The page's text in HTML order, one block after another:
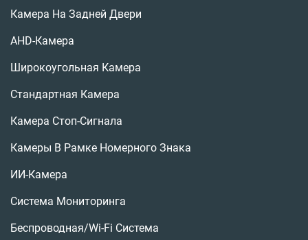
Камера На Задней Двери
AHD-Камера
Широкоугольная Камера
Стандартная Камера
Камера Стоп-Сигнала
Камеры В Рамке Номерного Знака
ИИ-Камера
Система Мониторинга
Беспроводная/Wi-Fi Система